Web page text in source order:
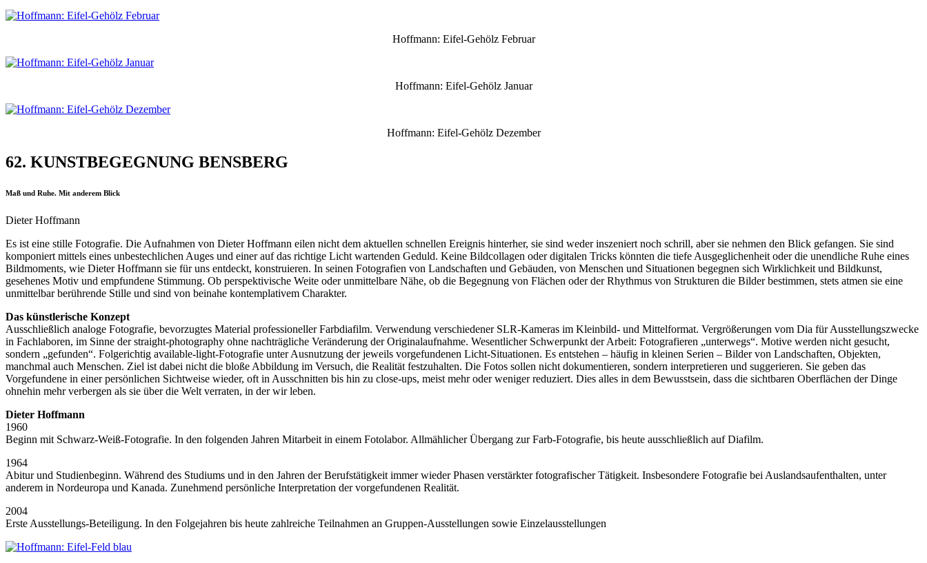
Hoffmann: Eifel-Gehölz Februar
Hoffmann: Eifel-Gehölz Januar
Hoffmann: Eifel-Gehölz Dezember
62. KUNSTBEGEGNUNG BENSBERG
Maß und Ruhe. Mit anderem Blick
Dieter Hoffmann
Es ist eine stille Fotografie. Die Aufnahmen von Dieter Hoffmann eilen nicht dem aktuellen schnellen Ereignis hinterher, sie sind weder inszeniert noch schrill, aber sie nehmen den Blick gefangen. Sie sind
komponiert mittels eines unbestechlichen Auges und einer auf das richtige Licht wartenden Geduld. Keine Bildcollagen oder digitalen Tricks könnten die tiefe Ausgeglichenheit oder die unendliche Ruhe eines
Bildmoments, wie Dieter Hoffmann sie für uns entdeckt, konstruieren. In seinen Fotografien von Landschaften und Gebäuden, von Menschen und Situationen begegnen sich Wirklichkeit und Bildkunst,
gesehenes Motiv und empfundene Stimmung. Ob perspektivische Weite oder unmittelbare Nähe, ob die Begegnung von Flächen oder der Rhythmus von Strukturen die Bilder bestimmen, stets atmen sie eine
unmittelbar berührende Stille und sind von beinahe kontemplativem Charakter.
Das künstlerische Konzept
Ausschließlich analoge Fotografie, bevorzugtes Material professioneller Farbdiafilm. Verwendung verschiedener SLR-Kameras im Kleinbild- und Mittelformat. Vergrößerungen vom Dia für Ausstellungszwecke
in Fachlaboren, im Sinne der straight-photography ohne nachträgliche Veränderung der Originalaufnahme. Wesentlicher Schwerpunkt der Arbeit: Fotografieren „unterwegs“. Motive werden nicht gesucht,
sondern „gefunden“. Folgerichtig available-light-Fotografie unter Ausnutzung der jeweils vorgefundenen Licht-Situationen. Es entstehen – häufig in kleinen Serien – Bilder von Landschaften, Objekten,
manchmal auch Menschen. Ziel ist dabei nicht die bloße Abbildung im Versuch, die Realität festzuhalten. Die Fotos sollen nicht dokumentieren, sondern interpretieren und suggerieren. Sie geben das
Vorgefundene in einer persönlichen Sichtweise wieder, oft in Ausschnitten bis hin zu close-ups, meist mehr oder weniger reduziert. Dies alles in dem Bewusstsein, dass die sichtbaren Oberflächen der Dinge
ohnehin mehr verbergen als sie über die Welt verraten, in der wir leben.
Dieter Hoffmann
1960
Beginn mit Schwarz-Weiß-Fotografie. In den folgenden Jahren Mitarbeit in einem Fotolabor. Allmählicher Übergang zur Farb-Fotografie, bis heute ausschließlich auf Diafilm.
1964
Abitur und Studienbeginn. Während des Studiums und in den Jahren der Berufstätigkeit immer wieder Phasen verstärkter fotografischer Tätigkeit. Insbesondere Fotografie bei Auslandsaufenthalten, unter
anderem in Nordeuropa und Kanada. Zunehmend persönliche Interpretation der vorgefundenen Realität.
2004
Erste Ausstellungs-Beteiligung. In den Folgejahren bis heute zahlreiche Teilnahmen an Gruppen-Ausstellungen sowie Einzelausstellungen